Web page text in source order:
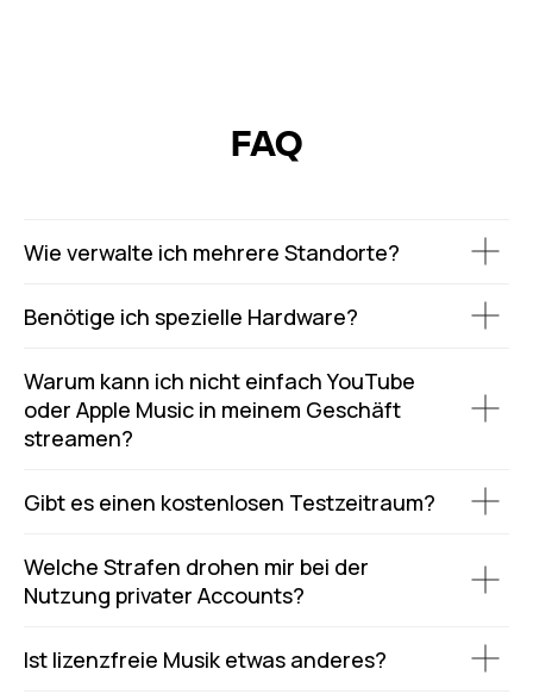
FAQ
Wie verwalte ich mehrere Standorte?
Benötige ich spezielle Hardware?
Warum kann ich nicht einfach YouTube
oder Apple Music in meinem Geschäft
streamen?
Gibt es einen kostenlosen Testzeitraum?
Welche Strafen drohen mir bei der
Nutzung privater Accounts?
Ist lizenzfreie Musik etwas anderes?